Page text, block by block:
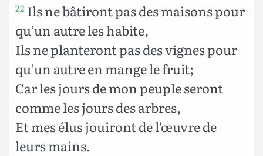
22 Ils ne bâtiront pas des maisons pour
qu’un autre les habite,
Ils ne planteront pas des vignes pour
qu’un autre en mange le fruit;
Car les jours de mon peuple seront
comme les jours des arbres,
Et mes élus jouiront de l’œuvre de
leurs mains.